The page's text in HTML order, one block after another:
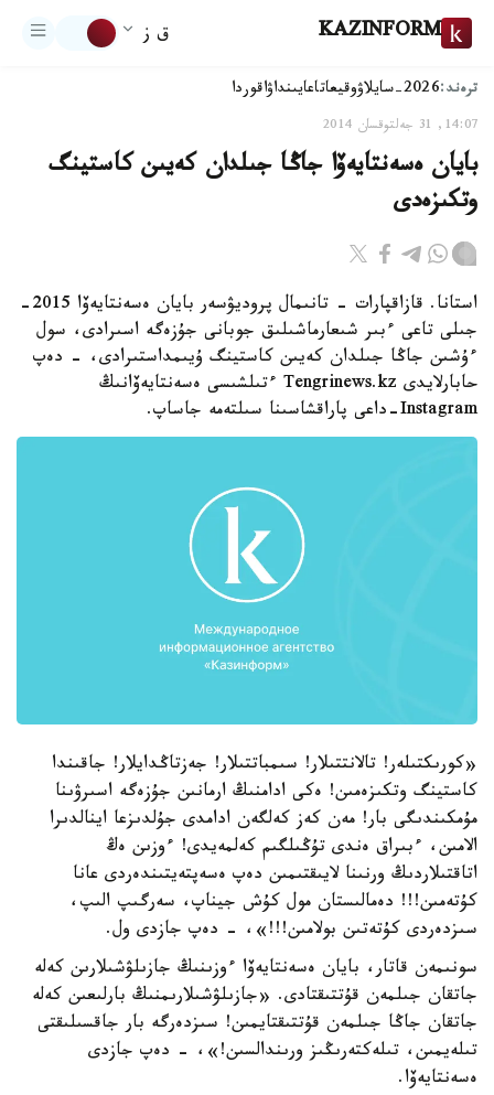
KAZINFORM ق ز
ترەند:2026-سايلاۋ وقيعاتاعايىنداۋاقوردا
14:07, 31 جەلتوقسان 2014
بايان ەسەنتايەۆا جاڭا جىلدان كەيىن كاستينگ
وتكىزەدى
استانا. قازاقپارات - تانىمال پروديۋسەر بايان ەسەنتايەۆا 2015-
جىلى تاعى ءبىر شىعارماشىلىق جوبانى جۇزەگە اسىرادى، سول
ءۇشىن جاڭا جىلدان كەيىن كاستينگ ۇيىمداستىرادى، - دەپ
حابارلايدى Tengrinews.kz ءتىلشىسى ەسەنتايەۆانىڭ
Instagram-داعى پاراقشاسىنا سىلتەمە جاساپ.
«كورىكتىلەر! تالانتتىلار! سىمباتتىلار! جەزتاڭدايلار! جاقىندا
كاستينگ وتكىزەمىن! ەكى ادامنىڭ ارمانىن جۇزەگە اسىرۋىنا
مۇمكىندىگى بار! مەن كەز كەلگەن ادامدى جۇلدىزعا اينالدىرا
الامىن، ءبىراق ەندى تۇڭىلگىم كەلمەيدى! ءوزىن ەڭ
اتاقتىلاردىڭ ورنىنا لايىقتىمىن دەپ ەسەپتەيتىندەردى عانا
كۇتەمىن!!! دەمالىستان مول كۇش جيناپ، سەرگىپ الىپ،
سىزدەردى كۇتەتىن بولامىن!!!»، - دەپ جازدى ول.
سونىمەن قاتار، بايان ەسەنتايەۆا ءوزىنىڭ جازىلۋشىلارىن كەلە
جاتقان جىلمەن قۇتتىقتادى. «جازىلۋشىلارىمنىڭ بارلىعىن كەلە
جاتقان جاڭا جىلمەن قۇتتىقتايمىن! سىزدەرگە بار جاقسىلىقتى
تىلەيمىن، تىلەكتەرىڭىز ورىندالسىن!»، - دەپ جازدى
ەسەنتايەۆا.